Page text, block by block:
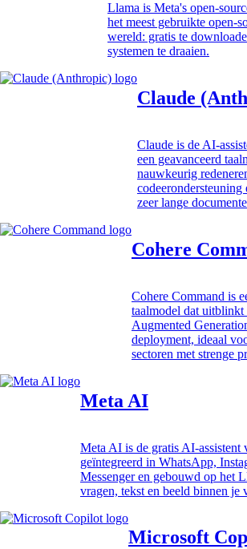
Llama is Meta's open-
het meest gebruikte open-
wereld: gratis te
systemen te draaien.
Claude
Claude is de AI-
een geavanceerd
nauwkeurig
zeer lange
Cohere
Cohere Command is
taalmodel dat
Augmented
deployment, ideaal
sectoren met strenge
Meta AI
Meta AI is de gratis AI-assistent
geïntegreerd in WhatsApp,
Messenger en gebouwd op het
vragen, tekst en beeld binnen je
Microsoft